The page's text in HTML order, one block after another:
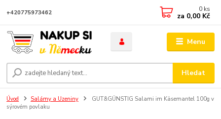
Menu
Hledat
+420775973462 0 ks
za 0,00 Kč
Úvod Salámy a Uzeniny
GUT&GÜNSTIG Salami im Käsemantel 100g v
sýrovém povlaku